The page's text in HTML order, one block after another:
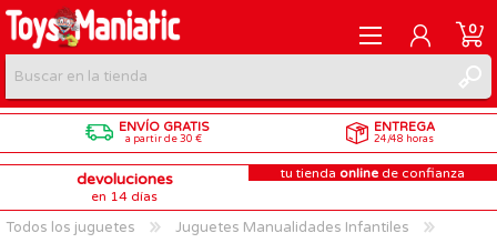
REGISTRARME
INICIAR SESIÓN
0
ENVÍO GRATIS
a partir de 30 €
ENTREGA
24/48 horas
devoluciones
en 14 días
tu tienda online de confianza
Todos los juguetes
Juguetes Manualidades Infantiles